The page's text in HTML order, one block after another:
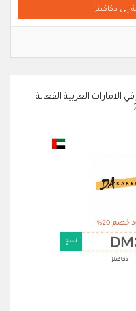
إلى دكاكينز
العربية الفعالة